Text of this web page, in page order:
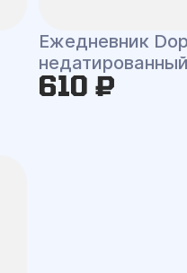
Ежедневник
610 ₽